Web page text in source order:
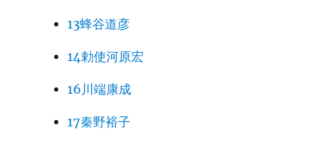
13蜂谷道彦
14勅使河原宏
16川端康成
17秦野裕子